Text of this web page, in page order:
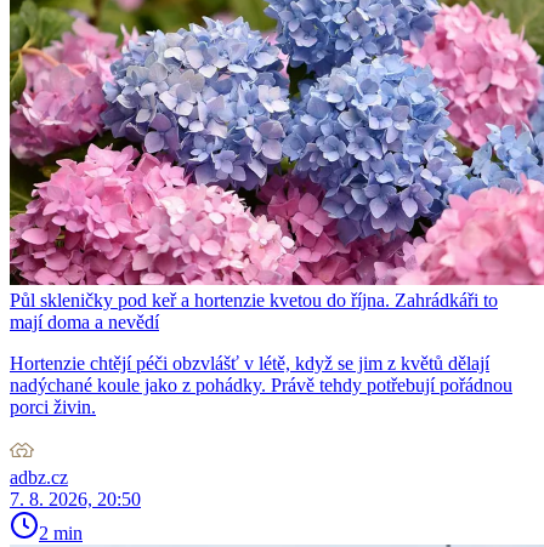
Půl skleničky pod keř a hortenzie kvetou do října. Zahrádkáři to
mají doma a nevědí
Hortenzie chtějí péči obzvlášť v létě, když se jim z květů dělají
nadýchané koule jako z pohádky. Právě tehdy potřebují pořádnou
porci živin.
adbz.cz
7. 8. 2026, 20:50
2 min